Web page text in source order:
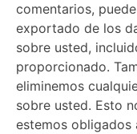
comentarios,
exportado de los
sobre usted,
proporcionado.
eliminemos
sobre usted. Esto
estemos obligados